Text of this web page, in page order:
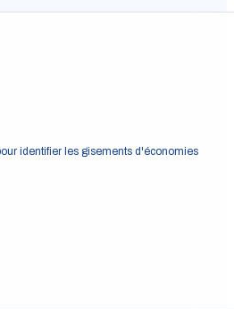
identifier les gisements d'économies